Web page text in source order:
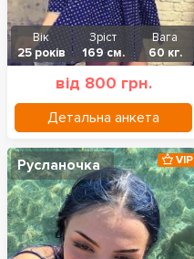
Вік
25 років
Зріст
169 см.
Вага
60 кг.
від 800 грн.
Детальна анкета
Русланочка VIP